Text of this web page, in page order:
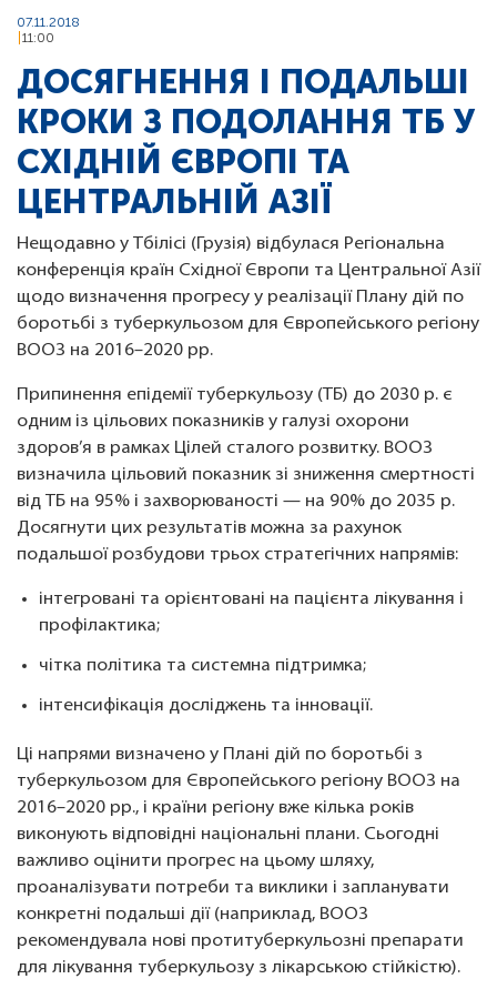
07.11.2018
11:00
ДОСЯГНЕННЯ І ПОДАЛЬШІ
КРОКИ З ПОДОЛАННЯ ТБ У
СХІДНІЙ ЄВРОПІ ТА
ЦЕНТРАЛЬНІЙ АЗІЇ
Нещодавно у Тбілісі (Грузія) відбулася Регіональна
конференція країн Східної Європи та Центральної Азії
щодо визначення прогресу у реалізації Плану дій по
боротьбі з туберкульозом для Європейського регіону
ВООЗ на 2016–2020 рр.
Припинення епідемії туберкульозу (ТБ) до 2030 р. є
одним із цільових показників у галузі охорони
здоров’я в рамках Цілей сталого розвитку. ВООЗ
визначила цільовий показник зі зниження смертності
від ТБ на 95% і захворюваності — на 90% до 2035 р.
Досягнути цих результатів можна за рахунок
подальшої розбудови трьох стратегічних напрямів:
інтегровані та орієнтовані на пацієнта лікування і
профілактика;
чітка політика та системна підтримка;
інтенсифікація досліджень та інновації.
Ці напрями визначено у Плані дій по боротьбі з
туберкульозом для Європейського регіону ВООЗ на
2016–2020 рр., і країни регіону вже кілька років
виконують відповідні національні плани. Сьогодні
важливо оцінити прогрес на цьому шляху,
проаналізувати потреби та виклики і запланувати
конкретні подальші дії (наприклад, ВООЗ
рекомендувала нові протитуберкульозні препарати
для лікування туберкульозу з лікарською стійкістю).